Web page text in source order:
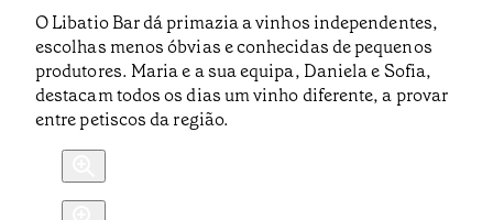
O Libatio Bar dá primazia a vinhos independentes,
escolhas menos óbvias e conhecidas de pequenos
produtores. Maria e a sua equipa, Daniela e Sofia,
destacam todos os dias um vinho diferente, a provar
entre petiscos da região.